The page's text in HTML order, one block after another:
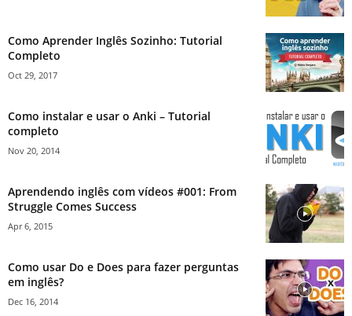
Como Aprender Inglês Sozinho: Tutorial
Completo
Oct 29, 2017
Como instalar e usar o Anki – Tutorial
completo
Nov 20, 2014
Aprendendo inglês com vídeos #001: From
Struggle Comes Success
Apr 6, 2015
Como usar Do e Does para fazer perguntas
em inglês?
Dec 16, 2014